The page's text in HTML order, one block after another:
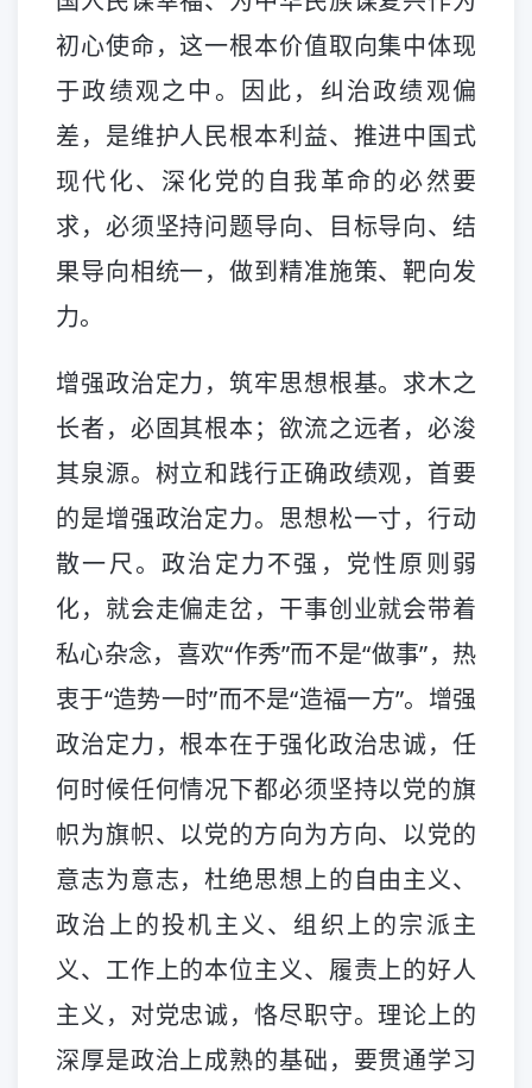
初心使命，这一根本价值取向集中体现
于政绩观之中。因此，纠治政绩观偏
差，是维护人民根本利益、推进中国式
现代化、深化党的自我革命的必然要
求，必须坚持问题导向、目标导向、结
果导向相统一，做到精准施策、靶向发
力。
增强政治定力，筑牢思想根基。求木之
长者，必固其根本；欲流之远者，必浚
其泉源。树立和践行正确政绩观，首要
的是增强政治定力。思想松一寸，行动
散一尺。政治定力不强，党性原则弱
化，就会走偏走岔，干事创业就会带着
私心杂念，喜欢“作秀”而不是“做事”，热
衷于“造势一时”而不是“造福一方”。增强
政治定力，根本在于强化政治忠诚，任
何时候任何情况下都必须坚持以党的旗
帜为旗帜、以党的方向为方向、以党的
意志为意志，杜绝思想上的自由主义、
政治上的投机主义、组织上的宗派主
义、工作上的本位主义、履责上的好人
主义，对党忠诚，恪尽职守。理论上的
深厚是政治上成熟的基础，要贯通学习